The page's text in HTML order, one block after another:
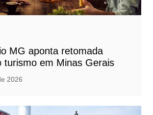
MG aponta retomada
turismo em Minas Gerais
2026